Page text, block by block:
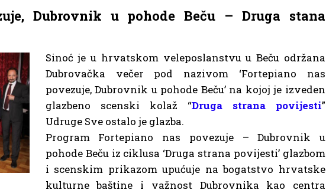
Dubrovnik u pohode Beču – Druga stana
Sinoć je u hrvatskom veleposlanstvu u Beču održana
Dubrovačka večer pod nazivom ‘Fortepiano nas
povezuje, Dubrovnik u pohode Beču’ na kojoj je izveden
glazbeno scenski kolaž “Druga strana povijesti”
Udruge Sve ostalo je glazba.
Program Fortepiano nas povezuje – Dubrovnik u
pohode Beču iz ciklusa ‘Druga strana povijesti’ glazbom
i scenskim prikazom upućuje na bogatstvo hrvatske
kulturne baštine i važnost Dubrovnika kao centra